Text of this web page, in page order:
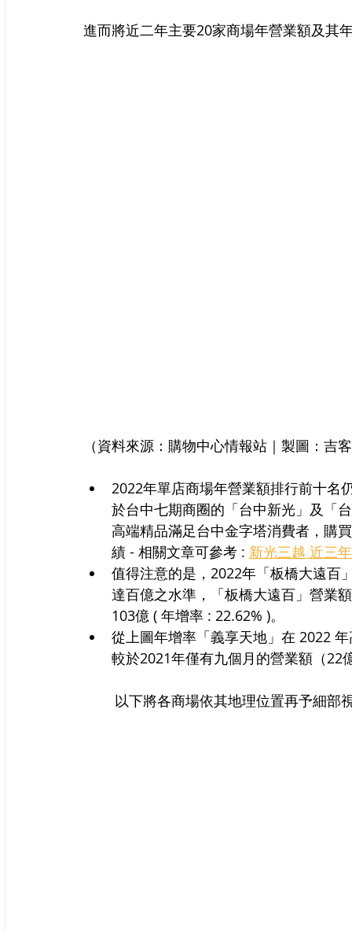
進而將近二年主要20家商場年營業額及其
（資料來源：購物中心情報站｜製圖：吉
2022年單店商場年營業額排行前十名
於台中七期商圈的「台中新光」及「
高端精品滿足台中金字塔消費者，購
績 - 相關文章可參考 : 新光三越 近三
值得注意的是，2022年「板橋大遠百
達百億之水準，「板橋大遠百」營業
103億 ( 年增率 : 22.62% )。
從上圖年增率「義享天地」在 2022
較於2021年僅有九個月的營業額（22
以下將各商場依其地理位置再予細部